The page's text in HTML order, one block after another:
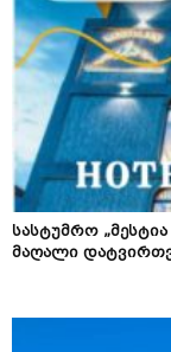
სასტუმრო
მაღალი